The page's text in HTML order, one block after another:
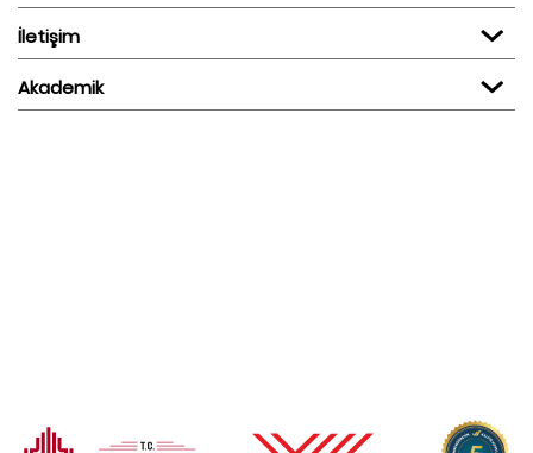
İletişim
Akademik